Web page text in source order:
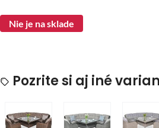
Nie je na sklade
Pozrite si aj iné